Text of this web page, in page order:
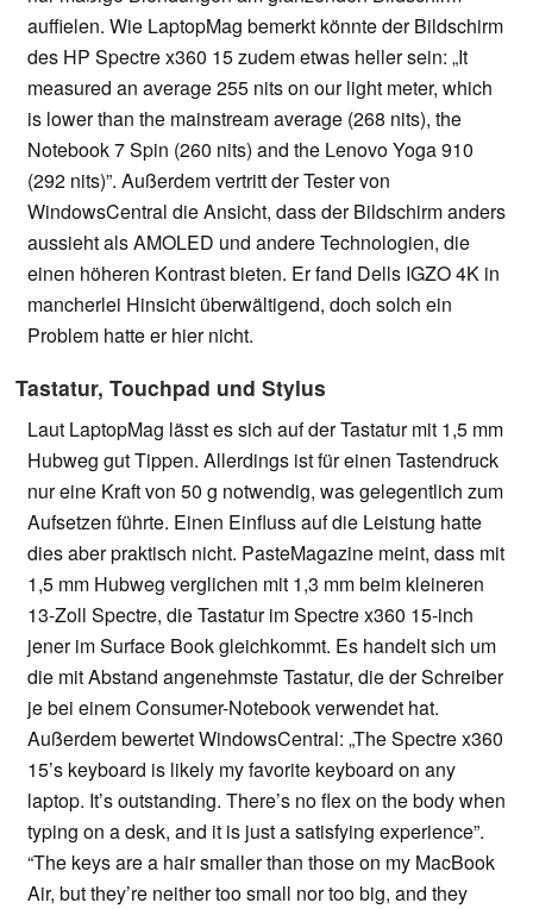
auffielen. Wie LaptopMag bemerkt könnte der Bildschirm
des HP Spectre x360 15 zudem etwas heller sein: „It
measured an average 255 nits on our light meter, which
is lower than the mainstream average (268 nits), the
Notebook 7 Spin (260 nits) and the Lenovo Yoga 910
(292 nits)”. Außerdem vertritt der Tester von
WindowsCentral die Ansicht, dass der Bildschirm anders
aussieht als AMOLED und andere Technologien, die
einen höheren Kontrast bieten. Er fand Dells IGZO 4K in
mancherlei Hinsicht überwältigend, doch solch ein
Problem hatte er hier nicht.
Tastatur, Touchpad und Stylus
Laut LaptopMag lässt es sich auf der Tastatur mit 1,5 mm
Hubweg gut Tippen. Allerdings ist für einen Tastendruck
nur eine Kraft von 50 g notwendig, was gelegentlich zum
Aufsetzen führte. Einen Einfluss auf die Leistung hatte
dies aber praktisch nicht. PasteMagazine meint, dass mit
1,5 mm Hubweg verglichen mit 1,3 mm beim kleineren
13-Zoll Spectre, die Tastatur im Spectre x360 15-inch
jener im Surface Book gleichkommt. Es handelt sich um
die mit Abstand angenehmste Tastatur, die der Schreiber
je bei einem Consumer-Notebook verwendet hat.
Außerdem bewertet WindowsCentral: „The Spectre x360
15’s keyboard is likely my favorite keyboard on any
laptop. It’s outstanding. There’s no flex on the body when
typing on a desk, and it is just a satisfying experience”.
“The keys are a hair smaller than those on my MacBook
Air, but they’re neither too small nor too big, and they